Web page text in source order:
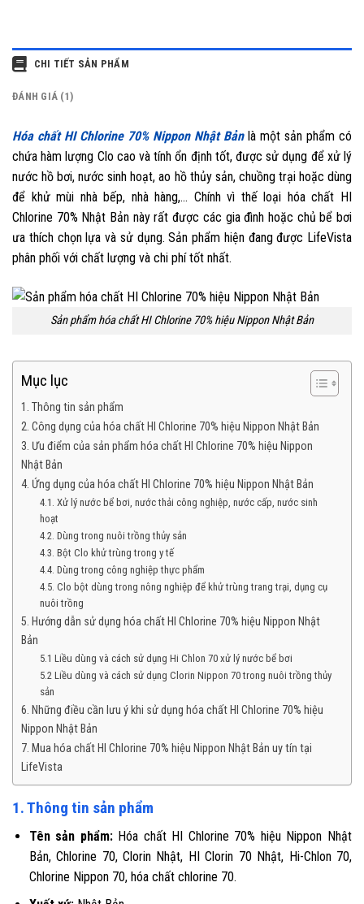
CHI TIẾT SẢN PHẨM
ĐÁNH GIÁ (1)
Hóa chất HI Chlorine 70% Nippon Nhật Bảnlà một sản phẩm có
chứa hàm lượng Clo cao và tính ổn định tốt, được sử dụng để xử lý
nước hồ bơi, nước sinh hoạt, ao hồ thủy sản, chuồng trại hoặc dùng
để khử mùi nhà bếp, nhà hàng,… Chính vì thế loại hóa chất HI
Chlorine 70% Nhật Bản này rất được các gia đình hoặc chủ bể bơi
ưa thích chọn lựa và sử dụng. Sản phẩm hiện đang được LifeVista
phân phối với chất lượng và chi phí tốt nhất.
Sản phẩm hóa chất HI Chlorine 70% hiệu Nippon Nhật Bản
Mục lục
1. Thông tin sản phẩm
2. Công dụng của hóa chất HI Chlorine 70% hiệu Nippon Nhật Bản
3. Ưu điểm của sản phẩm hóa chất HI Chlorine 70% hiệu Nippon
Nhật Bản
4. Ứng dụng của hóa chất HI Chlorine 70% hiệu Nippon Nhật Bản
4.1. Xử lý nước bể bơi, nước thải công nghiệp, nước cấp, nước sinh
hoạt
4.2. Dùng trong nuôi trồng thủy sản
4.3. Bột Clo khử trùng trong y tế
4.4. Dùng trong công nghiệp thực phẩm
4.5. Clo bột dùng trong nông nghiệp để khử trùng trang trại, dụng cụ
nuôi trồng
5. Hướng dẫn sử dụng hóa chất HI Chlorine 70% hiệu Nippon Nhật
Bản
5.1 Liều dùng và cách sử dụng Hi Chlon 70 xử lý nước bể bơi
5.2 Liều dùng và cách sử dụng Clorin Nippon 70 trong nuôi trồng thủy
sản
6. Những điều cần lưu ý khi sử dụng hóa chất HI Chlorine 70% hiệu
Nippon Nhật Bản
7. Mua hóa chất HI Chlorine 70% hiệu Nippon Nhật Bản uy tín tại
LifeVista
1. Thông tin sản phẩm
Tên sản phẩm:Hóa chất HI Chlorine 70% hiệu Nippon Nhật
Bản, Chlorine 70, Clorin Nhật, HI Clorin 70 Nhật, Hi-Chlon 70,
Chlorine Nippon 70, hóa chất chlorine 70.